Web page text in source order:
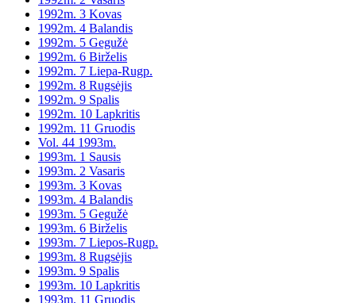
1992m. 3 Kovas
1992m. 4 Balandis
1992m. 5 Gegužė
1992m. 6 Birželis
1992m. 7 Liepa-Rugp.
1992m. 8 Rugsėjis
1992m. 9 Spalis
1992m. 10 Lapkritis
1992m. 11 Gruodis
Vol. 44 1993m.
1993m. 1 Sausis
1993m. 2 Vasaris
1993m. 3 Kovas
1993m. 4 Balandis
1993m. 5 Gegužė
1993m. 6 Birželis
1993m. 7 Liepos-Rugp.
1993m. 8 Rugsėjis
1993m. 9 Spalis
1993m. 10 Lapkritis
1993m. 11 Gruodis